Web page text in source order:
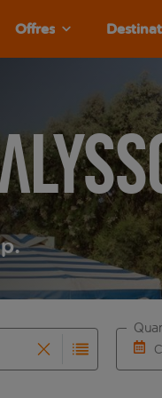
Offres
les résultats de
pour la saisie